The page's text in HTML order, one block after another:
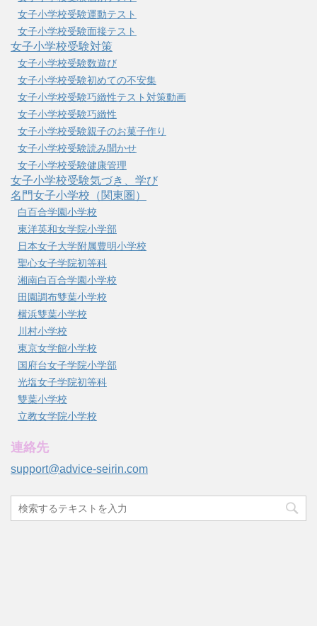
女子小学校受験運動テスト
女子小学校受験面接テスト
女子小学校受験対策
女子小学校受験数遊び
女子小学校受験初めての不安集
女子小学校受験巧緻性テスト対策動画
女子小学校受験巧緻性
女子小学校受験親子のお菓子作り
女子小学校受験読み聞かせ
女子小学校受験健康管理
女子小学校受験気づき、学び
名門女子小学校（関東圏）
白百合学園小学校
東洋英和女学院小学部
日本女子大学附属豊明小学校
聖心女子学院初等科
湘南白百合学園小学校
田園調布雙葉小学校
横浜雙葉小学校
川村小学校
東京女学館小学校
国府台女子学院小学部
光塩女子学院初等科
雙葉小学校
立教女学院小学校
連絡先
support@advice-seirin.com